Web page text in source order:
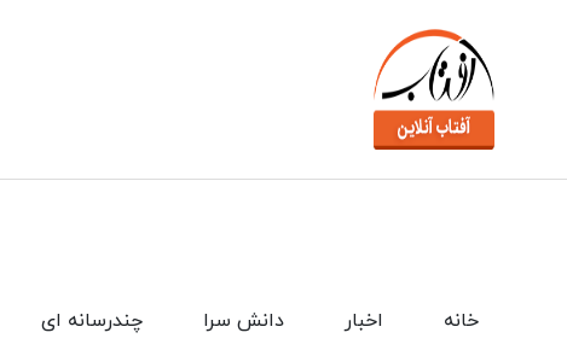
چندرسانه ای دانش سرا اخبار خانه